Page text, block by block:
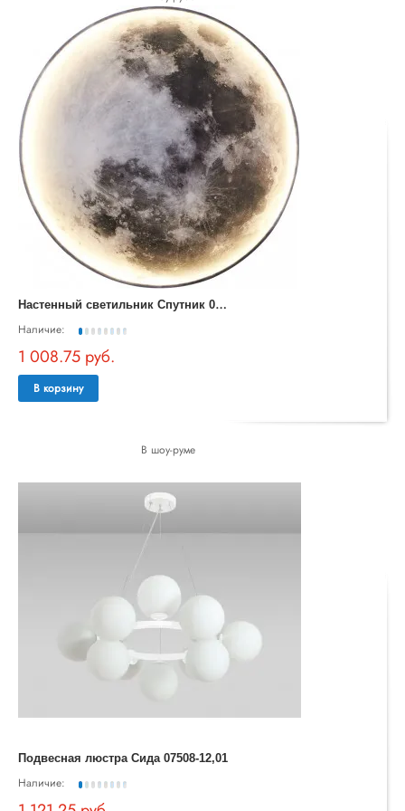
Н
астенный светильник Спутник 07831-80,19
Наличие:
1 008.75 руб.
В корзину
В шоу-руме
Подвесная люстра Сида 07508-12,01
Наличие: